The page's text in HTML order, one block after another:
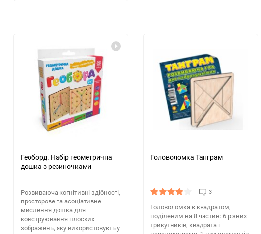
Геоборд. Набір геометрична
дошка з резиночками
Розвиваюча когнітивні здібності,
просторове та асоціативне
мислення дошка для
конструювання плоских
зображень, яку використовуєть у
Головоломка Танграм
3
Головоломка є квадратом,
поділеним на 8 частин: 6 різних
трикутників, квадрата і